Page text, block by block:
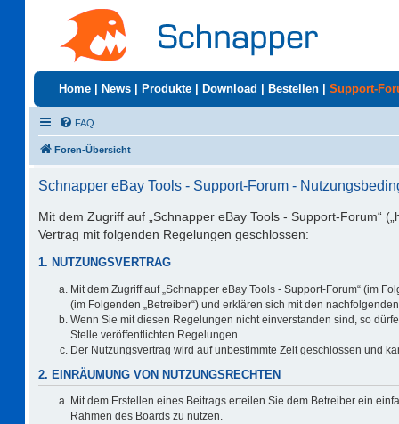
Home News Produkte Download Bestellen Support-
FAQ
Foren-Übersicht
Schnapper eBay Tools - Support-Forum -
Mit dem Zugriff auf „Schnapper eBay Tools - Support-Forum“
Vertrag mit folgenden Regelungen geschlossen:
1. NUTZUNGSVERTRAG
Mit dem Zugriff auf „Schnapper eBay Tools - Support-Forum“ (im
(im Folgenden „Betreiber“) und erklären sich mit den
Wenn Sie mit diesen Regelungen nicht einverstanden sind, so
Stelle veröffentlichten Regelungen.
Der Nutzungsvertrag wird auf unbestimmte Zeit geschlossen und
2. EINRÄUMUNG VON NUTZUNGSRECHTEN
Mit dem Erstellen eines Beitrags erteilen Sie dem Betreiber ein
Rahmen des Boards zu nutzen.